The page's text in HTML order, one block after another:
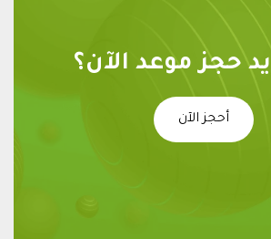
حجز موعد الآن؟
أحجز الآن